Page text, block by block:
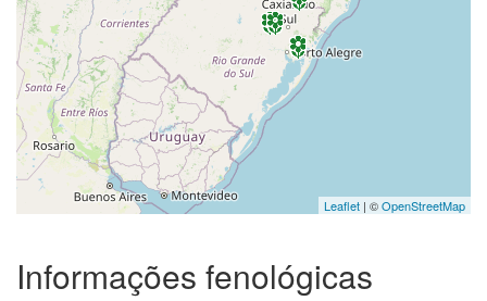
Leaflet | ©OpenStreetMap
Informações fenológicas